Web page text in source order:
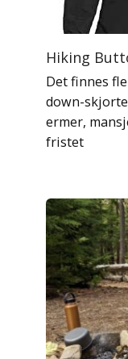
Hiking
Det finnes
down-
ermer,
fristet